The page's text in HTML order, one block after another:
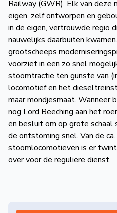
Railway (GWR). Elk van deze
eigen, zelf ontworpen en
in de eigen, vertrouwde regio
nauwelijks daarbuiten
grootscheeps
voorziet in een zo snel
stoomtractie ten gunste van
locomotief en het
maar mondjesmaat. Wanneer
nog Lord Beeching aan het
en besluit om op grote
de ontstoming snel. Van de
stoomlocomotieven is er
over voor de reguliere dienst.